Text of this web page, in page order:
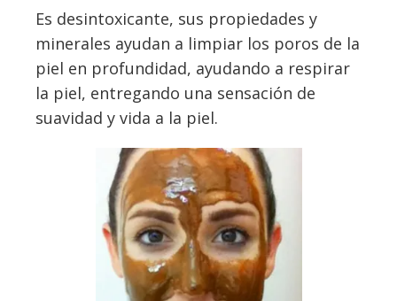
Es desintoxicante, sus propiedades y
minerales ayudan a limpiar los poros de la
piel en profundidad, ayudando a respirar
la piel, entregando una sensación de
suavidad y vida a la piel.